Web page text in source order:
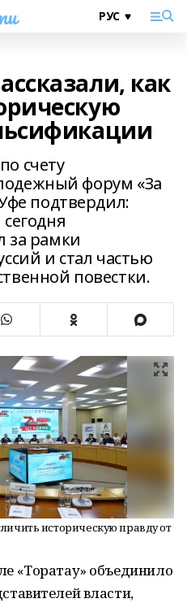
как
счету
форум «За
подтвердил:
за рамки
и стал частью
повестки.
историческую правду от
«Торатау» объединило
власти,